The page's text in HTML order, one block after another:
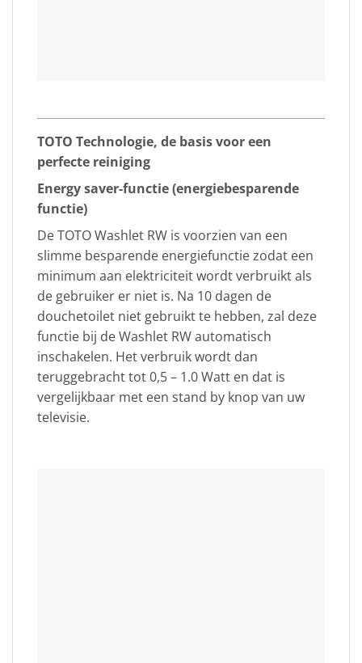
TOTO Technologie, de basis voor een
perfecte reiniging
Energy saver-functie (energiebesparende
functie)
De TOTO Washlet RW is voorzien van een
slimme besparende energiefunctie zodat een
minimum aan elektriciteit wordt verbruikt als
de gebruiker er niet is. Na 10 dagen de
douchetoilet niet gebruikt te hebben, zal deze
functie bij de Washlet RW automatisch
inschakelen. Het verbruik wordt dan
teruggebracht tot 0,5 – 1.0 Watt en dat is
vergelijkbaar met een stand by knop van uw
televisie.